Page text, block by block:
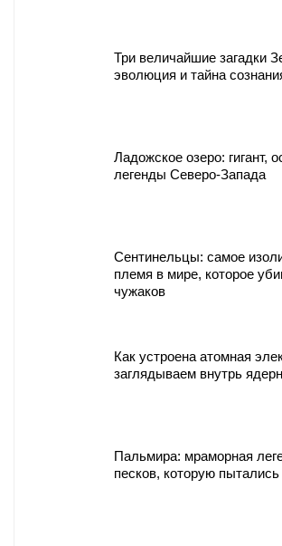
Три величайшие загадки
эволюция и тайна
Ладожское озеро: гигант,
легенды Северо-Запада
Сентинельцы: самое
племя в мире, которое
чужаков
Как устроена атомная
заглядываем внутрь
Пальмира: мраморная
песков, которую пытались